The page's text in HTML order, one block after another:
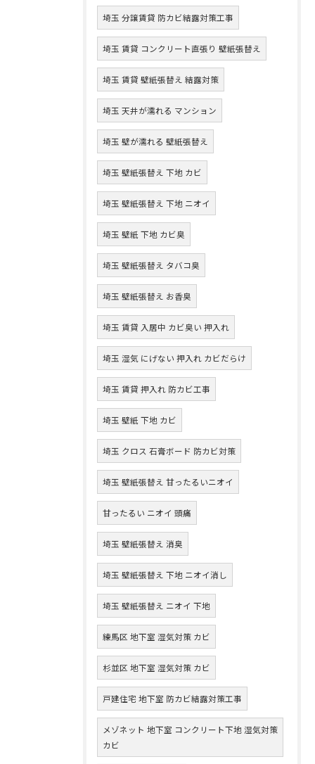
埼玉 分譲賃貸 防カビ結露対策工事
埼玉 賃貸 コンクリート直張り 壁紙張替え
埼玉 賃貸 壁紙張替え 結露対策
埼玉 天井が濡れる マンション
埼玉 壁が濡れる 壁紙張替え
埼玉 壁紙張替え 下地 カビ
埼玉 壁紙張替え 下地 ニオイ
埼玉 壁紙 下地 カビ臭
埼玉 壁紙張替え タバコ臭
埼玉 壁紙張替え お香臭
埼玉 賃貸 入居中 カビ臭い 押入れ
埼玉 湿気 にげない 押入れ カビだらけ
埼玉 賃貸 押入れ 防カビ工事
埼玉 壁紙 下地 カビ
埼玉 クロス 石膏ボード 防カビ対策
埼玉 壁紙張替え 甘ったるいニオイ
甘ったるい ニオイ 頭痛
埼玉 壁紙張替え 消臭
埼玉 壁紙張替え 下地 ニオイ消し
埼玉 壁紙張替え ニオイ 下地
練馬区 地下室 湿気対策 カビ
杉並区 地下室 湿気対策 カビ
戸建住宅 地下室 防カビ結露対策工事
メゾネット 地下室 コンクリート下地 湿気対策
カビ